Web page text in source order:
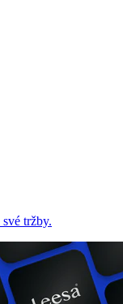
tržby.